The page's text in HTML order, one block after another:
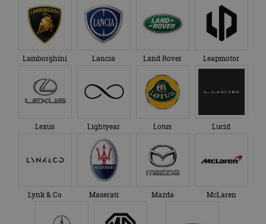
Lamborghini Lancia Land Rover Leapmotor
Lexus Lightyear Lotus Lucid
Lynk & Co Maserati Mazda McLaren